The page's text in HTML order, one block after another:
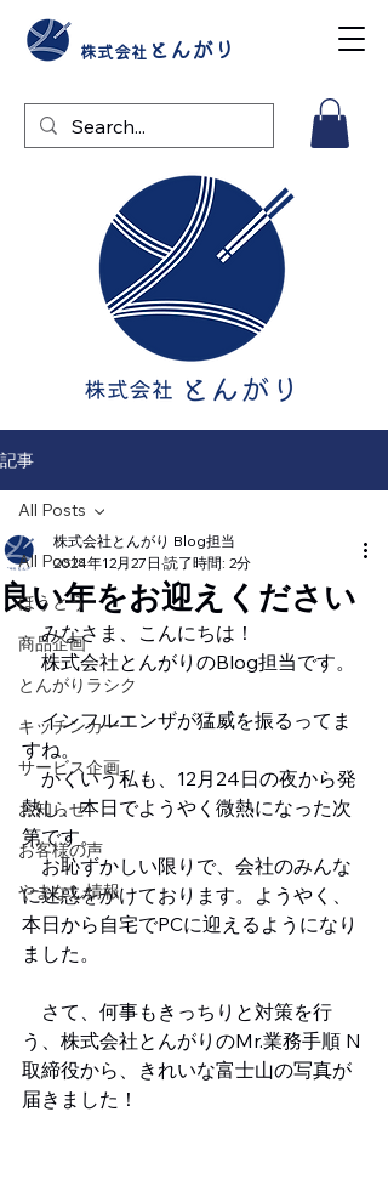
株式会社 とんがり
記事
All Posts
ほうとう
商品企画
とんがりラシク
キッチンカー
サービス企画
お知らせ
お客様の声
やまなし情報
All Posts
良い年をお迎えください
株式会社とんがり Blog担当
2024年12月27日 読了時間: 2分
みなさま、こんにちは！
株式会社とんがりのBlog担当です。
インフルエンザが猛威を振るってま
すね。
かくいう私も、12月24日の夜から発
熱し、本日でようやく微熱になった次
第です。
お恥ずかしい限りで、会社のみんな
に迷惑をかけております。ようやく、
本日から自宅でPCに迎えるようになり
ました。
さて、何事もきっちりと対策を行
う、株式会社とんがりのMr.業務手順 N
取締役から、きれいな富士山の写真が
届きました！